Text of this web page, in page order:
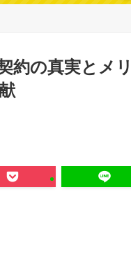
約の真実とメ